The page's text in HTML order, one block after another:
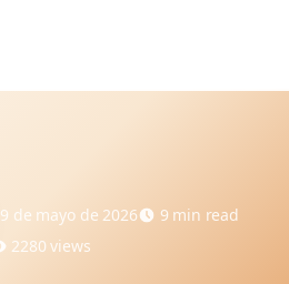
9 de mayo de 2026 9 min read
2280 views